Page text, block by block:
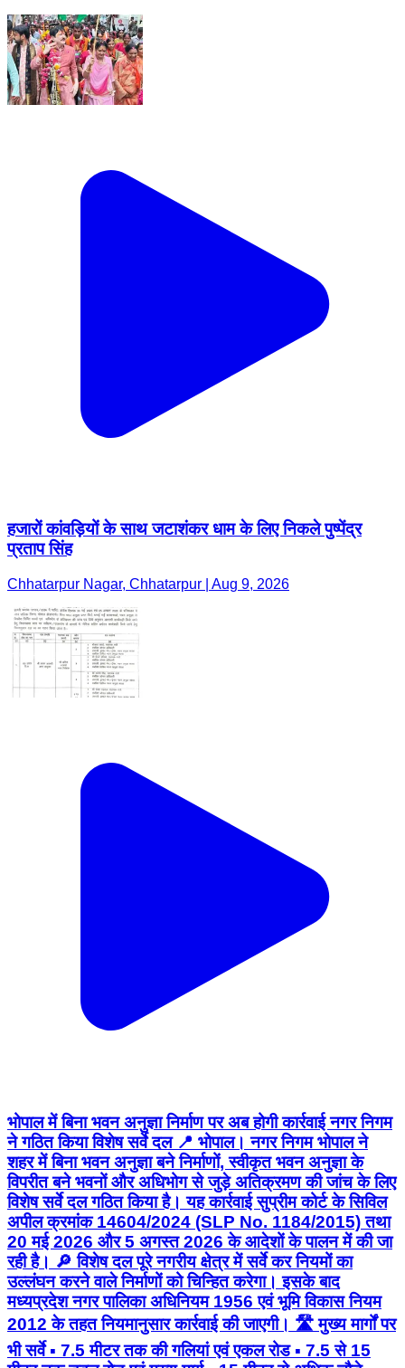
हजारों कांवड़ियों के साथ जटाशंकर धाम के लिए निकले पुष्पेंद्र
प्रताप सिंह
Chhatarpur Nagar, Chhatarpur | Aug 9, 2026
भोपाल में बिना भवन अनुज्ञा निर्माण पर अब होगी कार्रवाई नगर निगम
ने गठित किया विशेष सर्वे दल 📍 भोपाल। नगर निगम भोपाल ने
शहर में बिना भवन अनुज्ञा बने निर्माणों, स्वीकृत भवन अनुज्ञा के
विपरीत बने भवनों और अधिभोग से जुड़े अतिक्रमण की जांच के लिए
विशेष सर्वे दल गठित किया है। यह कार्रवाई सुप्रीम कोर्ट के सिविल
अपील क्रमांक 14604/2024 (SLP No. 1184/2015) तथा
20 मई 2026 और 5 अगस्त 2026 के आदेशों के पालन में की जा
रही है। 🔎 विशेष दल पूरे नगरीय क्षेत्र में सर्वे कर नियमों का
उल्लंघन करने वाले निर्माणों को चिन्हित करेगा। इसके बाद
मध्यप्रदेश नगर पालिका अधिनियम 1956 एवं भूमि विकास नियम
2012 के तहत नियमानुसार कार्रवाई की जाएगी। 🛣️ मुख्य मार्गों पर
भी सर्वे ▪️ 7.5 मीटर तक की गलियां एवं एकल रोड ▪️ 7.5 से 15